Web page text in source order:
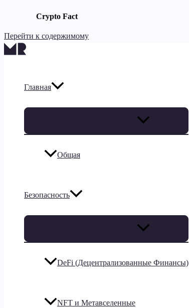
Crypto Fact
Перейти к содержимому
Главная
Общая
Безопасность
DeFi (Децентрализованные Финансы)
NFT и Метавселенные